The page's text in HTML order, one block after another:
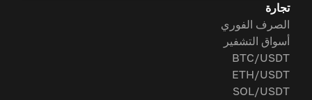
تجارة
الصرف الفوري
أسواق التشفير
BTC/USDT
ETH/USDT
SOL/USDT